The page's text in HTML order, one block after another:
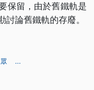
保留，由於舊鐵軌是
論舊鐵軌的存廢。
...